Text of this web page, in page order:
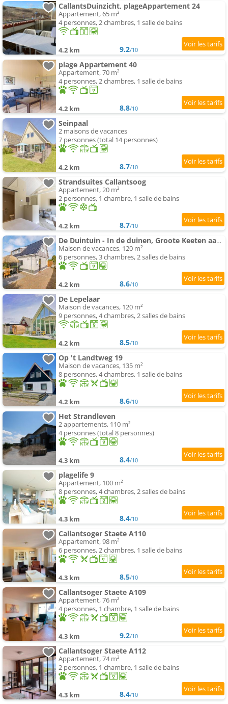
CallantsDuinzicht, plageAppartement 24
Appartement, 65 m²
4 personnes, 2 chambres, 1 salle de bains
4.2 km 9.2/10
plage Appartement 40
Appartement, 70 m²
4 personnes, 2 chambres, 1 salle de bains
4.2 km 8.8/10
Seinpaal
2 maisons de vacances
7 personnes (total 14 personnes)
4.2 km 8.7/10
Strandsuites Callantsoog
Appartement, 20 m²
2 personnes, 1 chambre, 1 salle de bains
4.2 km 8.7/10
De Duintuin - In de duinen, Groote Keeten aan Zee
Maison de vacances, 120 m²
6 personnes, 3 chambres, 2 salles de bains
4.2 km 8.6/10
De Lepelaar
Maison de vacances, 120 m²
9 personnes, 4 chambres, 2 salles de bains
4.2 km 8.5/10
Op 't Landtweg 19
Maison de vacances, 135 m²
8 personnes, 4 chambres, 1 salle de bains
4.2 km 8.6/10
Het Strandleven
2 appartements, 110 m²
4 personnes (total 8 personnes)
4.3 km 8.4/10
plagelife 9
Appartement, 100 m²
8 personnes, 4 chambres, 2 salles de bains
4.3 km 8.4/10
Callantsoger Staete A110
Appartement, 98 m²
6 personnes, 2 chambres, 1 salle de bains
4.3 km 8.5/10
Callantsoger Staete A109
Appartement, 76 m²
4 personnes, 1 chambre, 1 salle de bains
4.3 km 9.2/10
Callantsoger Staete A112
Appartement, 74 m²
2 personnes, 1 chambre, 1 salle de bains
4.3 km 8.4/10